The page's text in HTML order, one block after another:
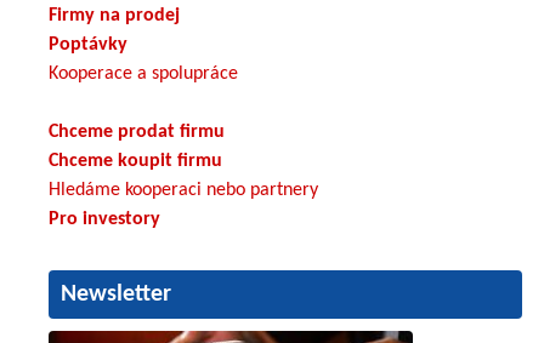
Firmy na prodej
Poptávky
Kooperace a spolupráce
Chceme prodat firmu
Chceme koupit firmu
Hledáme kooperaci nebo partnery
Pro investory
Newsletter